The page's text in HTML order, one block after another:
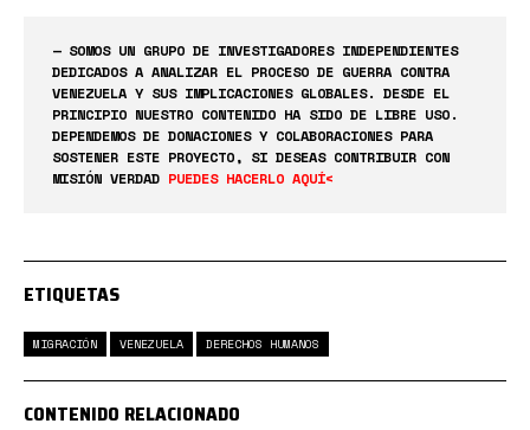
— SOMOS UN GRUPO DE INVESTIGADORES INDEPENDIENTES
DEDICADOS A ANALIZAR EL PROCESO DE GUERRA CONTRA
VENEZUELA Y SUS IMPLICACIONES GLOBALES. DESDE EL
PRINCIPIO NUESTRO CONTENIDO HA SIDO DE LIBRE USO.
DEPENDEMOS DE DONACIONES Y COLABORACIONES PARA
SOSTENER ESTE PROYECTO, SI DESEAS CONTRIBUIR CON
MISIÓN VERDAD PUEDES HACERLO AQUÍ<
ETIQUETAS
MIGRACIÓN VENEZUELA DERECHOS HUMANOS
CONTENIDO RELACIONADO